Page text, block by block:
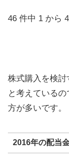
46 件中 1 から
株式購入を検
と考えている
方が多いです。
2016年の配当